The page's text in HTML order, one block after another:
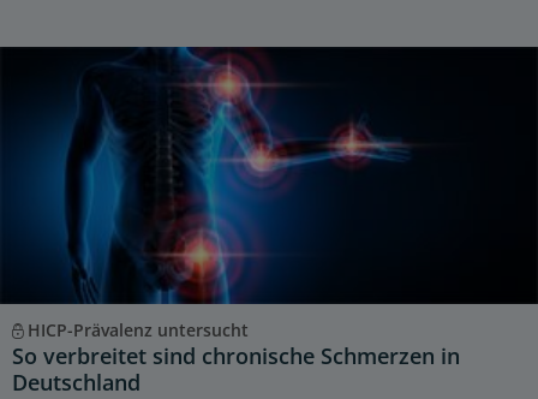
HICP-Prävalenz untersucht
So verbreitet sind chronische Schmerzen in
Deutschland